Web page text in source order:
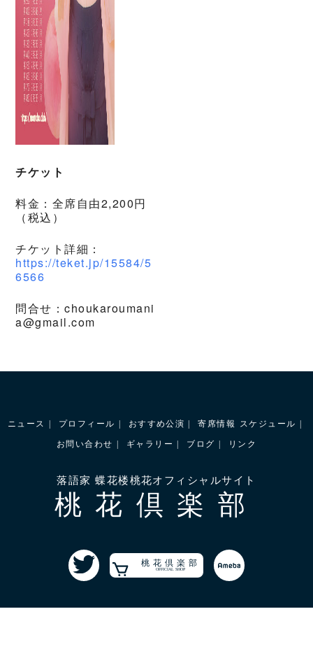
チケット
料金：全席自由2,200円
（税込）
チケット詳細：
https://teket.jp/15584/5
6566
問合せ：choukaroumani
a@gmail.com
ニュース プロフィール おすすめ公演 寄席情報 スケジュール
お問い合わせ ギャラリー ブログ リンク
落語家 蝶花楼桃花オフィシャルサイト
桃花倶楽部
桃花倶楽部
OFFICIAL SHOP